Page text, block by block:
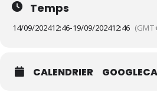
𝐂𝐚𝐭𝐞́𝐠𝐨𝐫𝐢𝐞𝐬 :
𝑆𝑢𝑟𝑓𝑎𝑐𝑒 : 𝑏𝑒́𝑡𝑜𝑛 𝑝𝑜𝑟𝑒𝑢𝑥
Temps
14/09/202412:46-19/09/202412:46
CALENDRIER